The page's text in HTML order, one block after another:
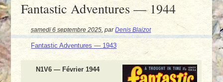
Fantastic Adventures — 1944
samedi 6 septembre 2025,parDenis Blaizot
Fantastic Adventures — 1943
N1V6 — Février 1944